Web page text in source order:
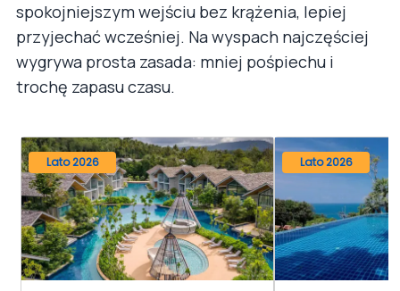
spokojniejszym wejściu bez krążenia, lepiej
przyjechać wcześniej. Na wyspach najczęściej
wygrywa prosta zasada: mniej pośpiechu i
trochę zapasu czasu.
Lato 2026 Lato 2026